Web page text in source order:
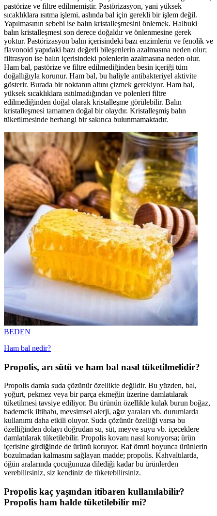
pastörize ve filtre edilmemiştir. Pastörizasyon, yani yüksek
sıcaklıklara ısıtma işlemi, aslında bal için gerekli bir işlem değil.
Yapılmasının sebebi ise balın kristalleşmesini önlemek. Halbuki
balın kristalleşmesi son derece doğaldır ve önlenmesine gerek
yoktur. Pastörizasyon balın içerisindeki bazı enzimlerin ve fenolik ve
flavonoid yapıdaki bazı değerli bileşenlerin azalmasına neden olur;
filtrasyon ise balın içerisindeki polenlerin azalmasına neden olur.
Ham bal, pastörize ve filtre edilmediğinden besin içeriği tüm
doğallığıyla korunur. Ham bal, bu haliyle antibakteriyel aktivite
gösterir. Burada bir noktanın altını çizmek gerekiyor. Ham bal,
yüksek sıcaklıklara ısıtılmadığından ve polenleri filtre
edilmediğinden doğal olarak kristalleşme görülebilir. Balın
kristalleşmesi tamamen doğal bir olaydır. Kristalleşmiş balın
tüketilmesinde herhangi bir sakınca bulunmamaktadır.
BEDEN
Ham bal nedir?
Propolis, arı sütü ve ham bal nasıl tüketilmelidir?
Propolis damla suda çözünür özellikte değildir. Bu yüzden, bal,
yoğurt, pekmez veya bir parça ekmeğin üzerine damlatılarak
tüketilmesi tavsiye ediliyor. Bu ürünün özellikle kulak burun boğaz,
bademcik iltihabı, mevsimsel alerji, ağız yaraları vb. durumlarda
kullanımı daha etkili oluyor. Suda çözünür özelliği varsa bu
özelliğinden dolayı doğrudan su, süt, meyve suyu vb. içeceklere
damlatılarak tüketilebilir. Propolis kovanı nasıl koruyorsa; ürün
içerisine girdiğinde de ürünü koruyor. Raf ömrü boyunca ürünlerin
bozulmadan kalmasını sağlayan madde; propolis. Kahvaltılarda,
öğün aralarında çocuğunuza dilediği kadar bu ürünlerden
verebilirsiniz, siz kendiniz de tüketebilirsiniz.
Propolis kaç yaşından itibaren kullanılabilir?
Propolis ham halde tüketilebilir mi?